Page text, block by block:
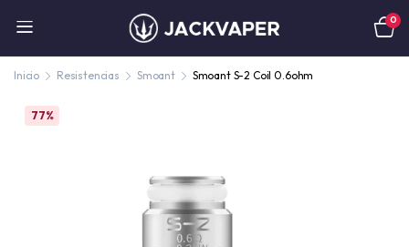
0
Inicio Resistencias Smoant Smoant S-2 Coil 0.6ohm
77%